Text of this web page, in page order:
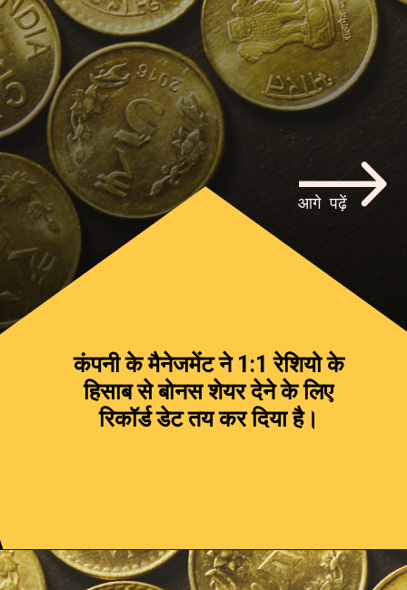
कंपनी के मैनेजमेंट ने 1:1 रेशियो के
हिसाब से बोनस शेयर देने के लिए
रिकॉर्ड डेट तय कर दिया है।
आगे पढ़ें